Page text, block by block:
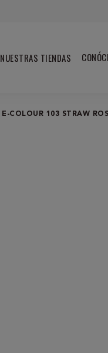
NUESTRAS TIENDAS
E-COLOUR 103 STRAW